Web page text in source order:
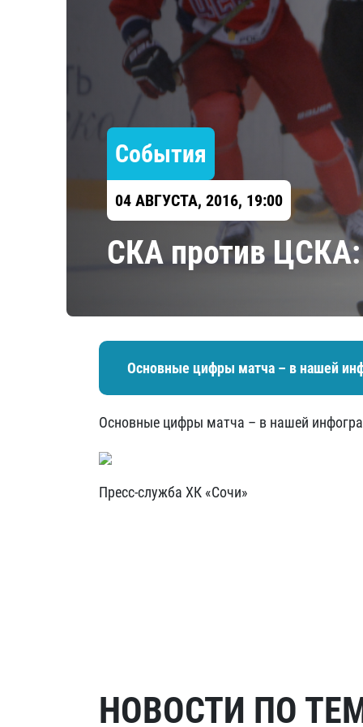
Локомотив
Северсталь
ЦСКА
Шанхайские Драконы
События
04 АВГУСТА, 2016, 19:00
СКА против
Основные цифры матча – в нашей
Основные цифры матча – в нашей
Пресс-служба ХК «Сочи»
НОВОСТИ ПО